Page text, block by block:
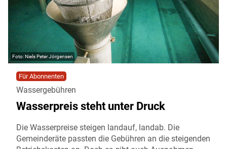
Niels Peter Jörgensen
Für Abonnenten
Wassergebühren
Wasserpreis steht unter Druck
Die Wasserpreise steigen landauf, landab. Die
Gemeinderäte passten die Gebühren an die steigenden